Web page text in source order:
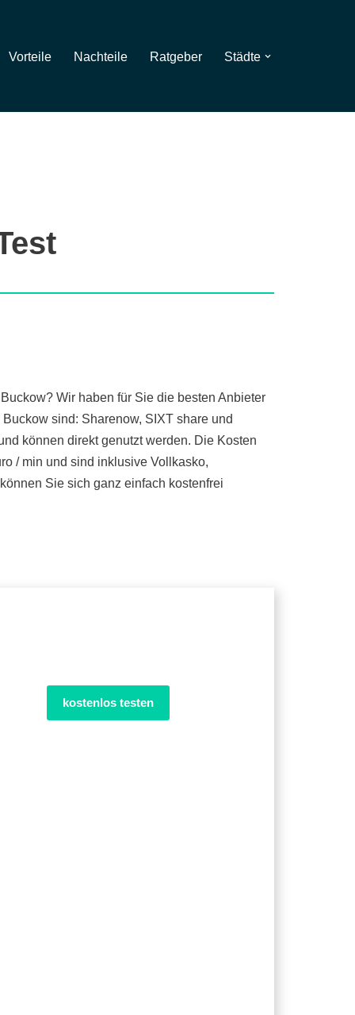
Vorteile Nachteile Ratgeber Städte
Wir haben für Sie die besten Anbieter
sind: Sharenow, SIXT share und
können direkt genutzt werden. Die Kosten
/ min und sind inklusive Vollkasko,
Sie sich ganz einfach kostenfrei
kostenlos testen